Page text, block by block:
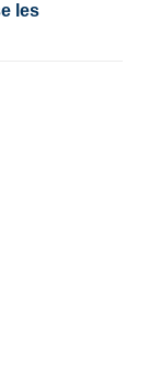
les